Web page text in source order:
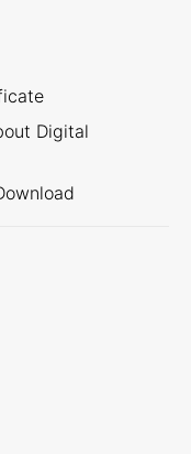
Digital